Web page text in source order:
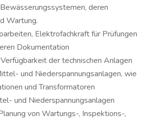
deren
Wartung.
Elektrofachkraft für Prüfungen
Dokumentation
der technischen Anlagen
und Niederspannungsanlagen, wie
und Transformatoren
und Niederspannungsanlagen
von Wartungs-, Inspektions-,